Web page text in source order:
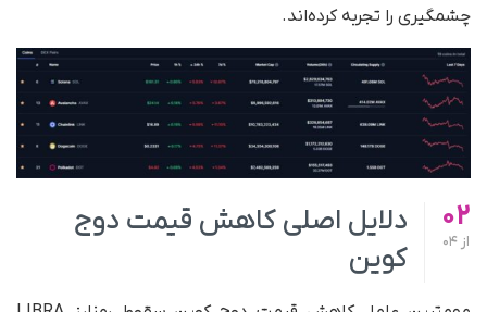
چشمگیری را تجربه کرده‌اند.
02
از
دلایل اصلی کاهش قیمت دوج
کوین